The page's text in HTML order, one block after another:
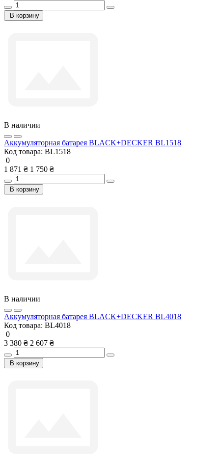
В корзину
В наличии
Аккумуляторная батарея BLACK+DECKER BL1518
Код товара: BL1518
0
1 871 ₴ 1 750 ₴
В корзину
В наличии
Аккумуляторная батарея BLACK+DECKER BL4018
Код товара: BL4018
0
3 380 ₴ 2 607 ₴
В корзину